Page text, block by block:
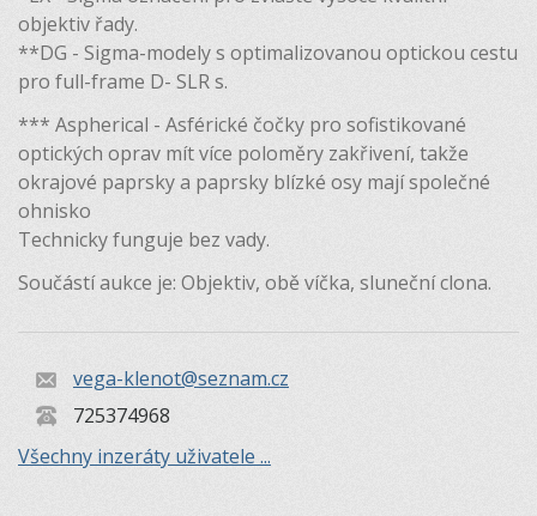
objektiv řady.
**DG - Sigma-modely s optimalizovanou optickou cestu
pro full-frame D- SLR s.
*** Aspherical - Asférické čočky pro sofistikované
optických oprav mít více poloměry zakřivení, takže
okrajové paprsky a paprsky blízké osy mají společné
ohnisko
Technicky funguje bez vady.
Součástí aukce je: Objektiv, obě víčka, sluneční clona.
vega-klenot@seznam.cz
725374968
Všechny inzeráty uživatele ...